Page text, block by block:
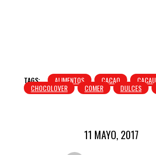
TAGS: ALIMENTOS CACAO CACAU
CHOCOLOVER COMER DULCES
11 MAYO, 2017